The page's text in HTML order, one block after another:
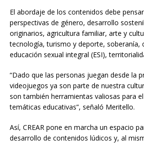
El abordaje de los contenidos debe
perspectivas de género, desarrollo
originarios, agricultura familiar, arte y
tecnología, turismo y deporte, soberanía,
educación sexual integral (ESI),
“Dado que las personas juegan desde la
videojuegos ya son parte de nuestra
son también herramientas valiosas para
temáticas educativas”, señaló Meritello.
Así, CREAR pone en marcha un espacio
desarrollo de contenidos lúdicos y, al